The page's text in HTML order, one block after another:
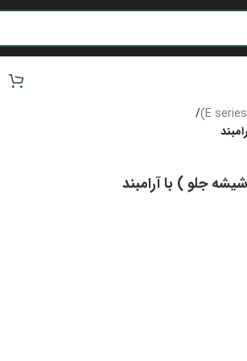
/
جلو ) با آرامبند